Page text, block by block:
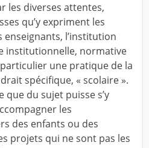
les diverses attentes,
qu’y expriment les
enseignants, l’institution
institutionnelle, normative
une pratique de la
spécifique, « scolaire ».
du sujet puisse s’y
les
des enfants ou des
projets qui ne sont pas les